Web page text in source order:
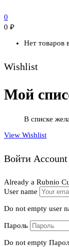
0
0 ₽
Нет товаров
Wishlist
Мой
В списке
View Wishlist
Войти Account
Already a Rubnio
User name
Do not empty user
Пароль
Do not empty